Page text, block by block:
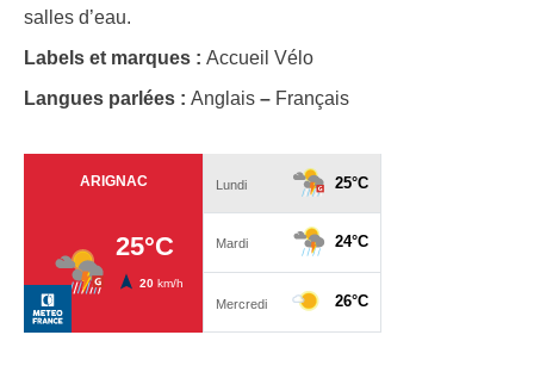
salles d’eau.
Labels et marques : Accueil Vélo
Langues parlées : Anglais – Français